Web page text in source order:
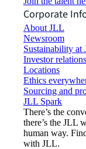
Corporate
About JLL
Newsroom
Sustainability at
Investor relations
Locations
Ethics
Sourcing and
JLL Spark
There’s the
there’s the JLL
human way.
with JLL.